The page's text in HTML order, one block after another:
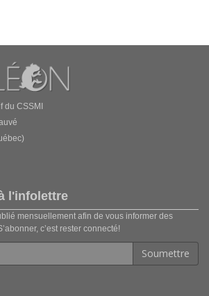
du CSSMI
l'infolettre
mensuellement afin de vous informer des
c’est rester connecté!
Soumettre